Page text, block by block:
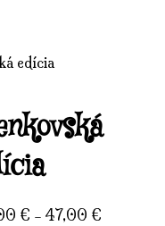
edícia
€ – 47,00 €